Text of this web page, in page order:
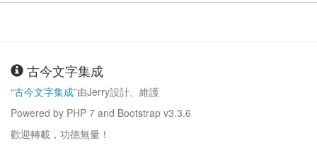
古今文字集成
“古今文字集成”由Jerry設計、維護
Powered by PHP 7 and Bootstrap v3.3.6
歡迎轉載，功德無量！